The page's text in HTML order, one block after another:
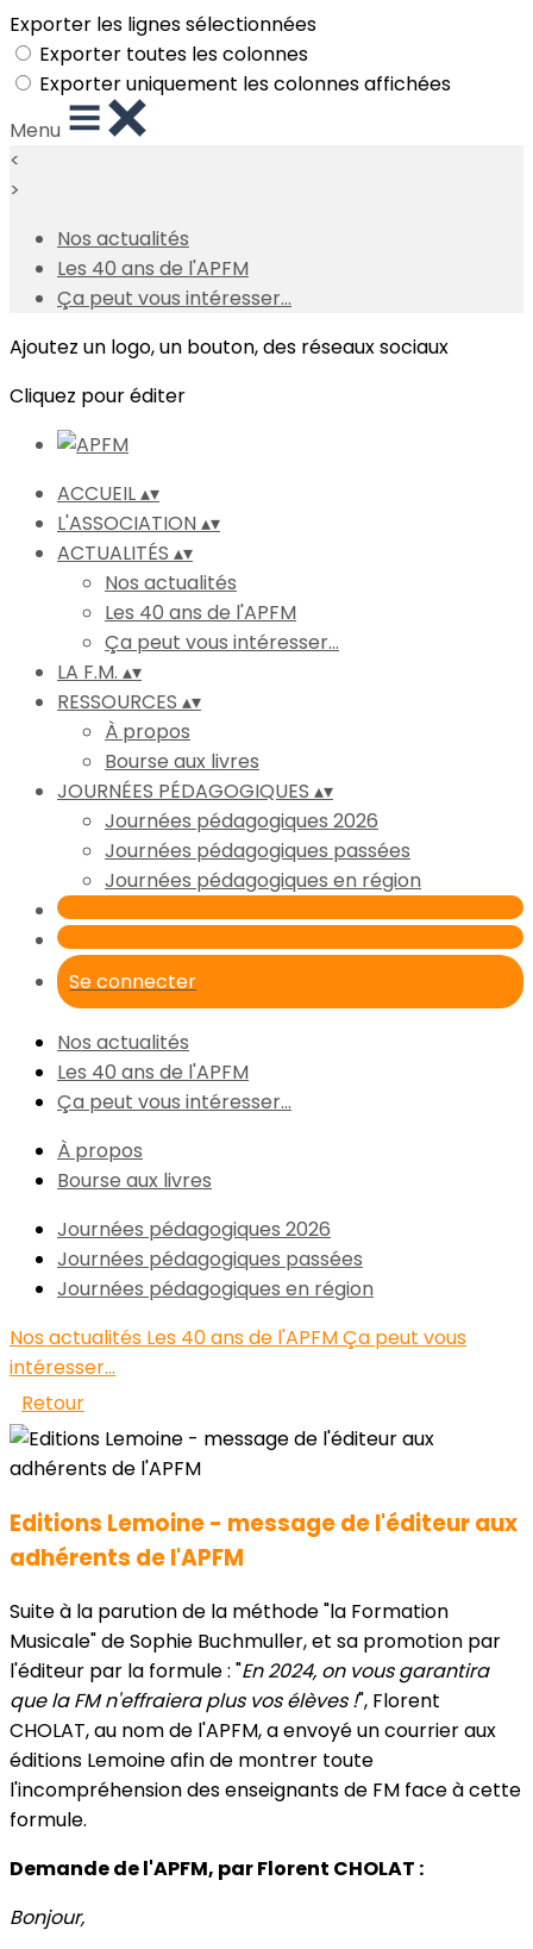
Exporter les lignes sélectionnées
Exporter toutes les colonnes
Exporter uniquement les colonnes affichées
Menu
<
>
Nos actualités
Les 40 ans de l'APFM
Ça peut vous intéresser...
Ajoutez un logo, un bouton, des réseaux sociaux
Cliquez pour éditer
ACCUEIL▴▾
L'ASSOCIATION▴▾
ACTUALITÉS ▴▾
Nos actualités
Les 40 ans de l'APFM
Ça peut vous intéresser...
LA F.M. ▴▾
RESSOURCES ▴▾
À propos
Bourse aux livres
JOURNÉES PÉDAGOGIQUES ▴▾
Journées pédagogiques 2026
Journées pédagogiques passées
Journées pédagogiques en région
Se connecter
Nos actualités
Les 40 ans de l'APFM
Ça peut vous intéresser...
À propos
Bourse aux livres
Journées pédagogiques 2026
Journées pédagogiques passées
Journées pédagogiques en région
Nos actualités Les 40 ans de l'APFMÇa peut vous
intéresser...
Retour
Editions Lemoine - message de l'éditeur aux
adhérents de l'APFM
Suite à la parution de la méthode "la Formation
Musicale" de Sophie Buchmuller, et sa promotion par
l'éditeur par la formule : "En 2024, on vous garantira
que la FM n'effraiera plus vos élèves !", Florent
CHOLAT, au nom de l'APFM, a envoyé un courrier aux
éditions Lemoine afin de montrer toute
l'incompréhension des enseignants de FM face à cette
formule.
Demande de l'APFM, par Florent CHOLAT :
Bonjour,